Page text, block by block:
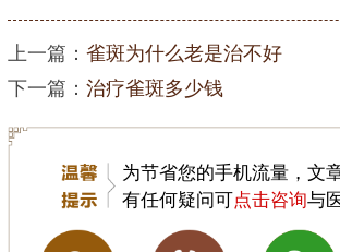
上一篇： 雀斑为什么老是治不好
下一篇： 治疗雀斑多少钱
为节省您的手机流量，文
有任何疑问可点击咨询与